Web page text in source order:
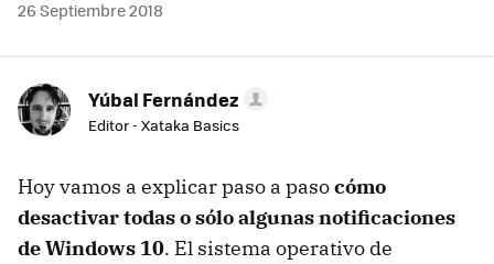
26 Septiembre 2018
Yúbal Fernández
Editor - Xataka Basics
Hoy vamos a explicar paso a pasocómo
desactivar todas o sólo algunas notificaciones
de Windows 10. El sistema operativo de